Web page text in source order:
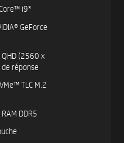
i9*
GeForce
(2560 x
réponse
TLC M.2
DDR5